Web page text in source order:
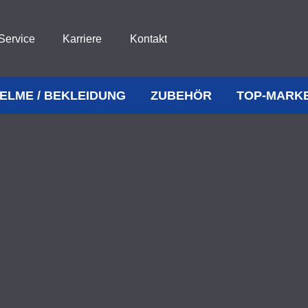
Karriere Kontakt
/ BEKLEIDUNG ZUBEHÖR TOP-